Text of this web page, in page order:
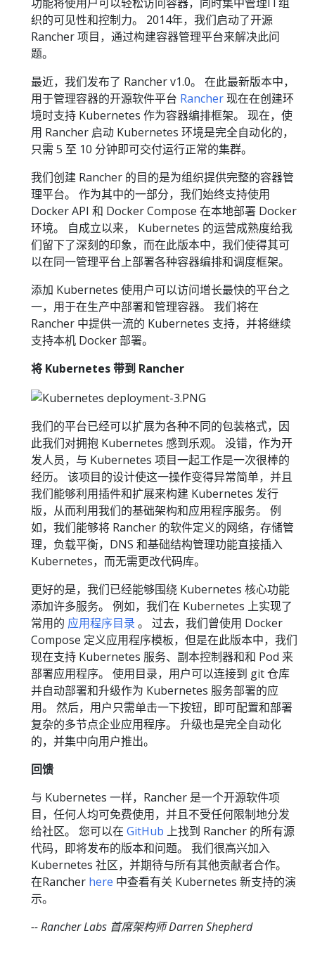
织的可见性和控制力。 2014年，我们启动了开源
Rancher 项目，通过构建容器管理平台来解决此问
题。
最近，我们发布了 Rancher v1.0。 在此最新版本中，
用于管理容器的开源软件平台 Rancher现在在创建环
境时支持 Kubernetes 作为容器编排框架。 现在，使
用 Rancher 启动 Kubernetes 环境是完全自动化的，
只需 5 至 10 分钟即可交付运行正常的集群。
我们创建 Rancher 的目的是为组织提供完整的容器管
理平台。 作为其中的一部分，我们始终支持使用
Docker API 和 Docker Compose 在本地部署 Docker
环境。 自成立以来， Kubernetes 的运营成熟度给我
们留下了深刻的印象，而在此版本中，我们使得其可
以在同一管理平台上部署各种容器编排和调度框架。
添加 Kubernetes 使用户可以访问增长最快的平台之
一，用于在生产中部署和管理容器。 我们将在
Rancher 中提供一流的 Kubernetes 支持，并将继续
支持本机 Docker 部署。
将 Kubernetes 带到 Rancher
我们的平台已经可以扩展为各种不同的包装格式，因
此我们对拥抱 Kubernetes 感到乐观。 没错，作为开
发人员，与 Kubernetes 项目一起工作是一次很棒的
经历。 该项目的设计使这一操作变得异常简单，并且
我们能够利用插件和扩展来构建 Kubernetes 发行
版，从而利用我们的基础架构和应用程序服务。 例
如，我们能够将 Rancher 的软件定义的网络，存储管
理，负载平衡，DNS 和基础结构管理功能直接插入
Kubernetes，而无需更改代码库。
更好的是，我们已经能够围绕 Kubernetes 核心功能
添加许多服务。 例如，我们在 Kubernetes 上实现了
常用的 应用程序目录 。 过去，我们曾使用 Docker
Compose 定义应用程序模板，但是在此版本中，我们
现在支持 Kubernetes 服务、副本控制器和和 Pod 来
部署应用程序。 使用目录，用户可以连接到 git 仓库
并自动部署和升级作为 Kubernetes 服务部署的应
用。 然后，用户只需单击一下按钮，即可配置和部署
复杂的多节点企业应用程序。 升级也是完全自动化
的，并集中向用户推出。
回馈
与 Kubernetes 一样，Rancher 是一个开源软件项
目，任何人均可免费使用，并且不受任何限制地分发
给社区。 您可以在 GitHub 上找到 Rancher 的所有源
代码，即将发布的版本和问题。 我们很高兴加入
Kubernetes 社区，并期待与所有其他贡献者合作。
在Rancher here 中查看有关 Kubernetes 新支持的演
示。
-- Rancher Labs 首席架构师 Darren Shepherd